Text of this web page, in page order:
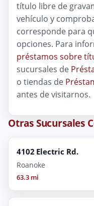
título libre de
vehículo y
corresponde para
opciones. Para
préstamos sobre
sucursales de
o tiendas de
antes de visitarnos.
Otras Sucursales
4102 Electric Rd.
Roanoke
63.3 mi